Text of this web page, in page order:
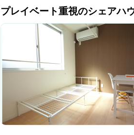
プレイベート重視のシェアハ